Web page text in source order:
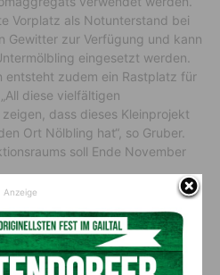
Vorplatz als Notunterstand bei
Gewitter zur Verfügung und kann
eingesetzt werden.
entsteht zudem ein Rastplatz für
diese vielfältigen
dass dieses Kleinprojekt
Ort Nölbling hat“, so Gruber.
soll Ende November
Nächster Artikel
Die Musikschule Kötschach
lädt zum Bambinikonzert!
Anzeige